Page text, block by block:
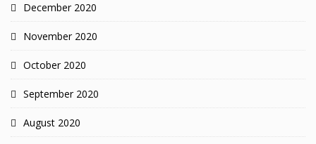
December 2020
November 2020
October 2020
September 2020
August 2020